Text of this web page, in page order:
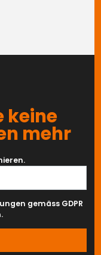
keine
mehr
gemäss GDPR